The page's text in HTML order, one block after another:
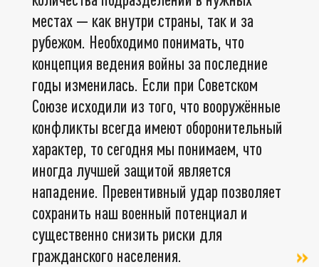
местах — как внутри страны, так и за
рубежом. Необходимо понимать, что
концепция ведения войны за последние
годы изменилась. Если при Советском
Союзе исходили из того, что вооружённые
конфликты всегда имеют оборонительный
характер, то сегодня мы понимаем, что
иногда лучшей защитой является
нападение. Превентивный удар позволяет
сохранить наш военный потенциал и
существенно снизить риски для
гражданского населения.